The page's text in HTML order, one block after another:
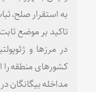
به استقرار صلح،
تاکید بر موضع
در مرزها و
کشورهای منطقه
مداخله بیگانگان